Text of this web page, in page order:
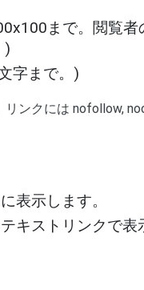
まで。閲覧
)
字まで。)
ンクには nofollow,
表示します。
キストリンクで表